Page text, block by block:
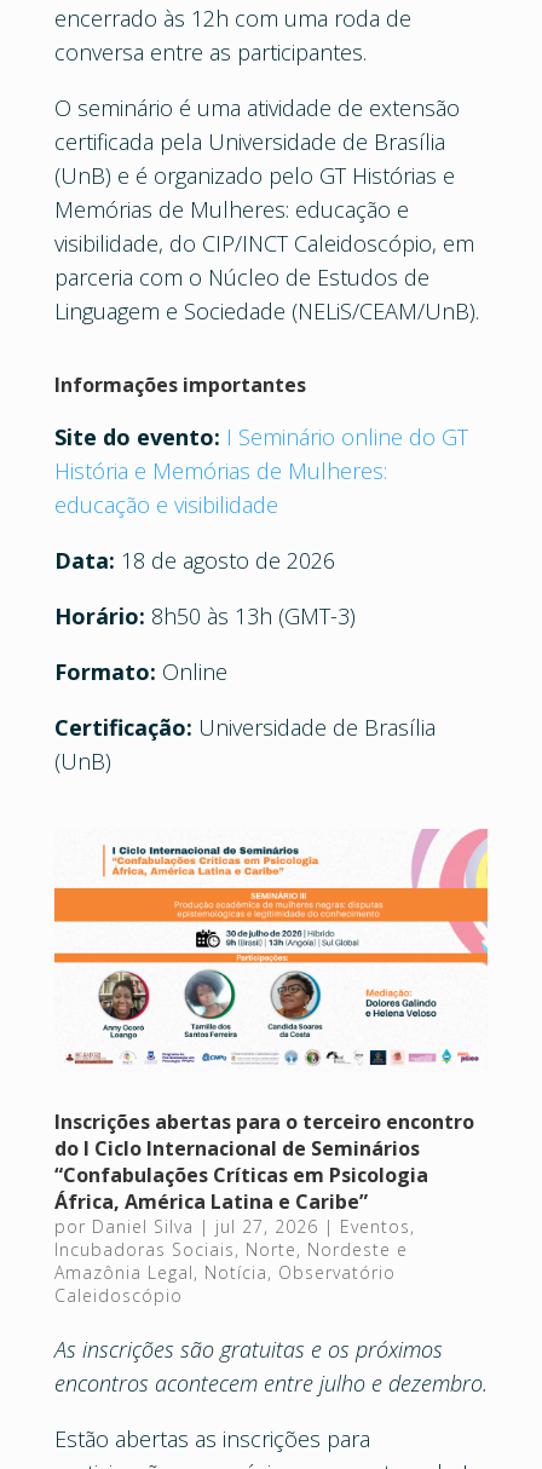
encerrado às 12h com uma roda de
conversa entre as participantes.
O seminário é uma atividade de extensão
certificada pela Universidade de Brasília
(UnB) e é organizado pelo GT Histórias e
Memórias de Mulheres: educação e
visibilidade, do CIP/INCT Caleidoscópio, em
parceria com o Núcleo de Estudos de
Linguagem e Sociedade (NELiS/CEAM/UnB).
Informações importantes
Site do evento: I Seminário online do GT
História e Memórias de Mulheres:
educação e visibilidade
Data: 18 de agosto de 2026
Horário: 8h50 às 13h (GMT-3)
Formato: Online
Certificação: Universidade de Brasília
(UnB)
Inscrições abertas para o terceiro encontro
do I Ciclo Internacional de Seminários
“Confabulações Críticas em Psicologia
África, América Latina e Caribe”
por Daniel Silva | jul 27, 2026 | Eventos,
Incubadoras Sociais, Norte, Nordeste e
Amazônia Legal, Notícia, Observatório
Caleidoscópio
As inscrições são gratuitas e os próximos
encontros acontecem entre julho e dezembro.
Estão abertas as inscrições para